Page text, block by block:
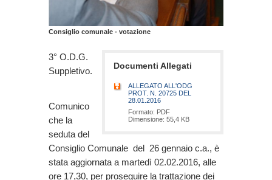
Consiglio comunale - votazione
Documenti Allegati
ALLEGATO ALL'ODG
PROT. N. 20725 DEL
28.01.2016
Formato: PDF
Dimensione: 55,4 KB
3° O.D.G.
Suppletivo.
Comunico
che la
seduta del
Consiglio Comunale del 26 gennaio c.a., è
stata aggiornata a martedì 02.02.2016, alle
ore 17,30, per proseguire la trattazione dei